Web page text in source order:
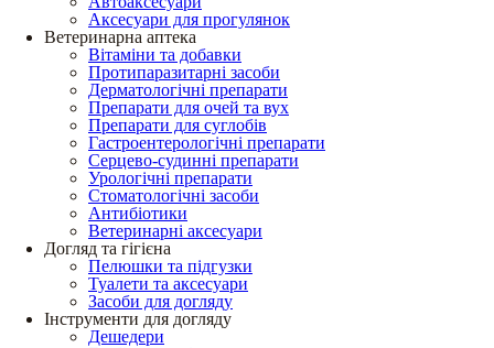
Аксесуари для прогулянок
Ветеринарна аптека
Вітаміни та добавки
Протипаразитарні засоби
Дерматологічні препарати
Препарати для очей та вух
Препарати для суглобів
Гастроентерологічні препарати
Серцево-судинні препарати
Урологічні препарати
Стоматологічні засоби
Антибіотики
Ветеринарні аксесуари
Догляд та гігієна
Пелюшки та підгузки
Туалети та аксесуари
Засоби для догляду
Інструменти для догляду
Дешедери